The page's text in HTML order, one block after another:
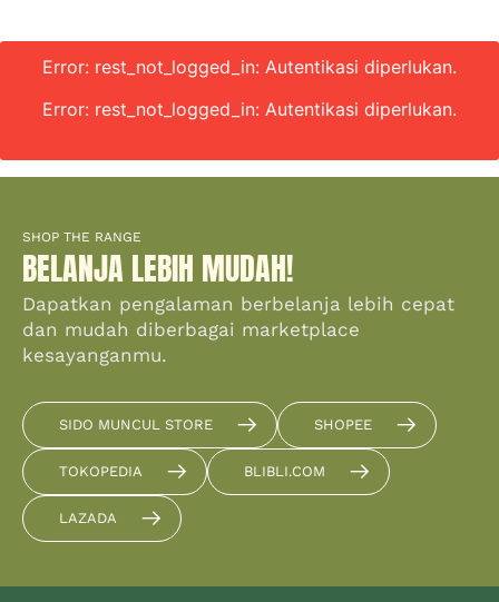
Error: rest_not_logged_in: Autentikasi diperlukan.
Error: rest_not_logged_in: Autentikasi diperlukan.
SHOP THE RANGE
BELANJA LEBIH MUDAH!
Dapatkan pengalaman berbelanja lebih cepat
dan mudah diberbagai marketplace
kesayanganmu.
SIDO MUNCUL STORE SHOPEE
TOKOPEDIA BLIBLI.COM
LAZADA